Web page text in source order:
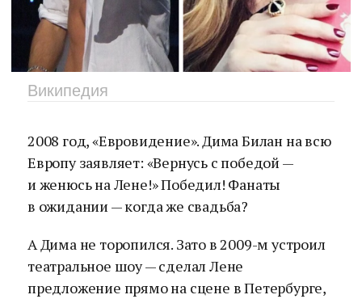
Википедия
2008 год, «Евровидение». Дима Билан на всю
Европу заявляет: «Вернусь с победой —
и женюсь на Лене!» Победил! Фанаты
в ожидании — когда же свадьба?
А Дима не торопился. Зато в 2009-м устроил
театральное шоу — сделал Лене
предложение прямо на сцене в Петербурге,